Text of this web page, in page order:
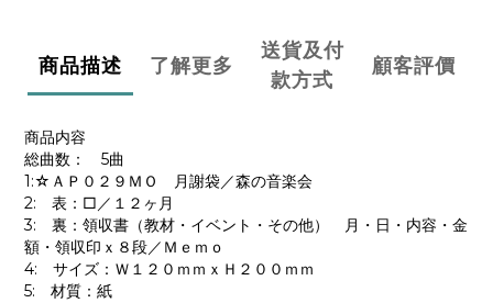
商品描述 了解更多
送貨及付
款方式
顧客評價
商品内容
総曲数： 5曲
1:☆ＡＰ０２９ＭＯ 月謝袋／森の音楽会
2: 表：□／１２ヶ月
3: 裏：領収書（教材・イベント・その他） 月・日・内容・金
額・領収印ｘ８段／Ｍｅｍｏ
4: サイズ：Ｗ１２０ｍｍｘＨ２００ｍｍ
5: 材質：紙